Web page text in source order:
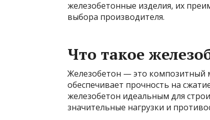
железобетонные изделия, их
выбора производителя.
Что такое
Железобетон — это композитный
обеспечивает прочность на
железобетон идеальным для
значительные нагрузки и